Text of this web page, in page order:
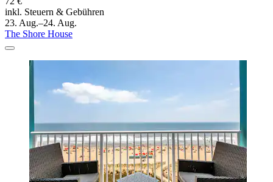
inkl. Steuern & Gebühren
23. Aug.–24. Aug.
The Shore House